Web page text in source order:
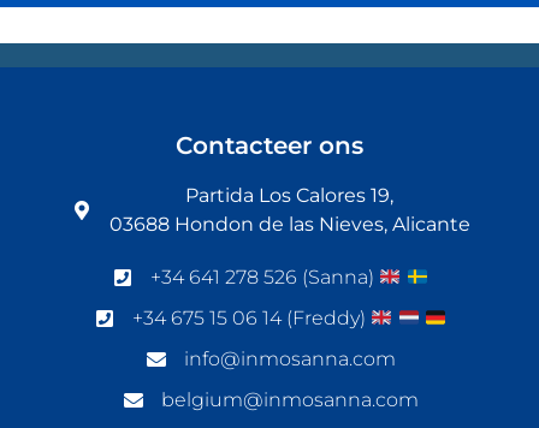
Contacteer ons
Partida Los Calores 19,
03688 Hondon de las Nieves, Alicante
+34 641 278 526 (Sanna)
+34 675 15 06 14 (Freddy)
info@inmosanna.com
belgium@inmosanna.com